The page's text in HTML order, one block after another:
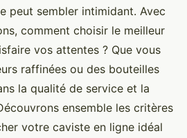
peut sembler intimidant. Avec
comment choisir le meilleur
vos attentes ? Que vous
raffinées ou des bouteilles
la qualité de service et la
ensemble les critères
votre caviste en ligne idéal